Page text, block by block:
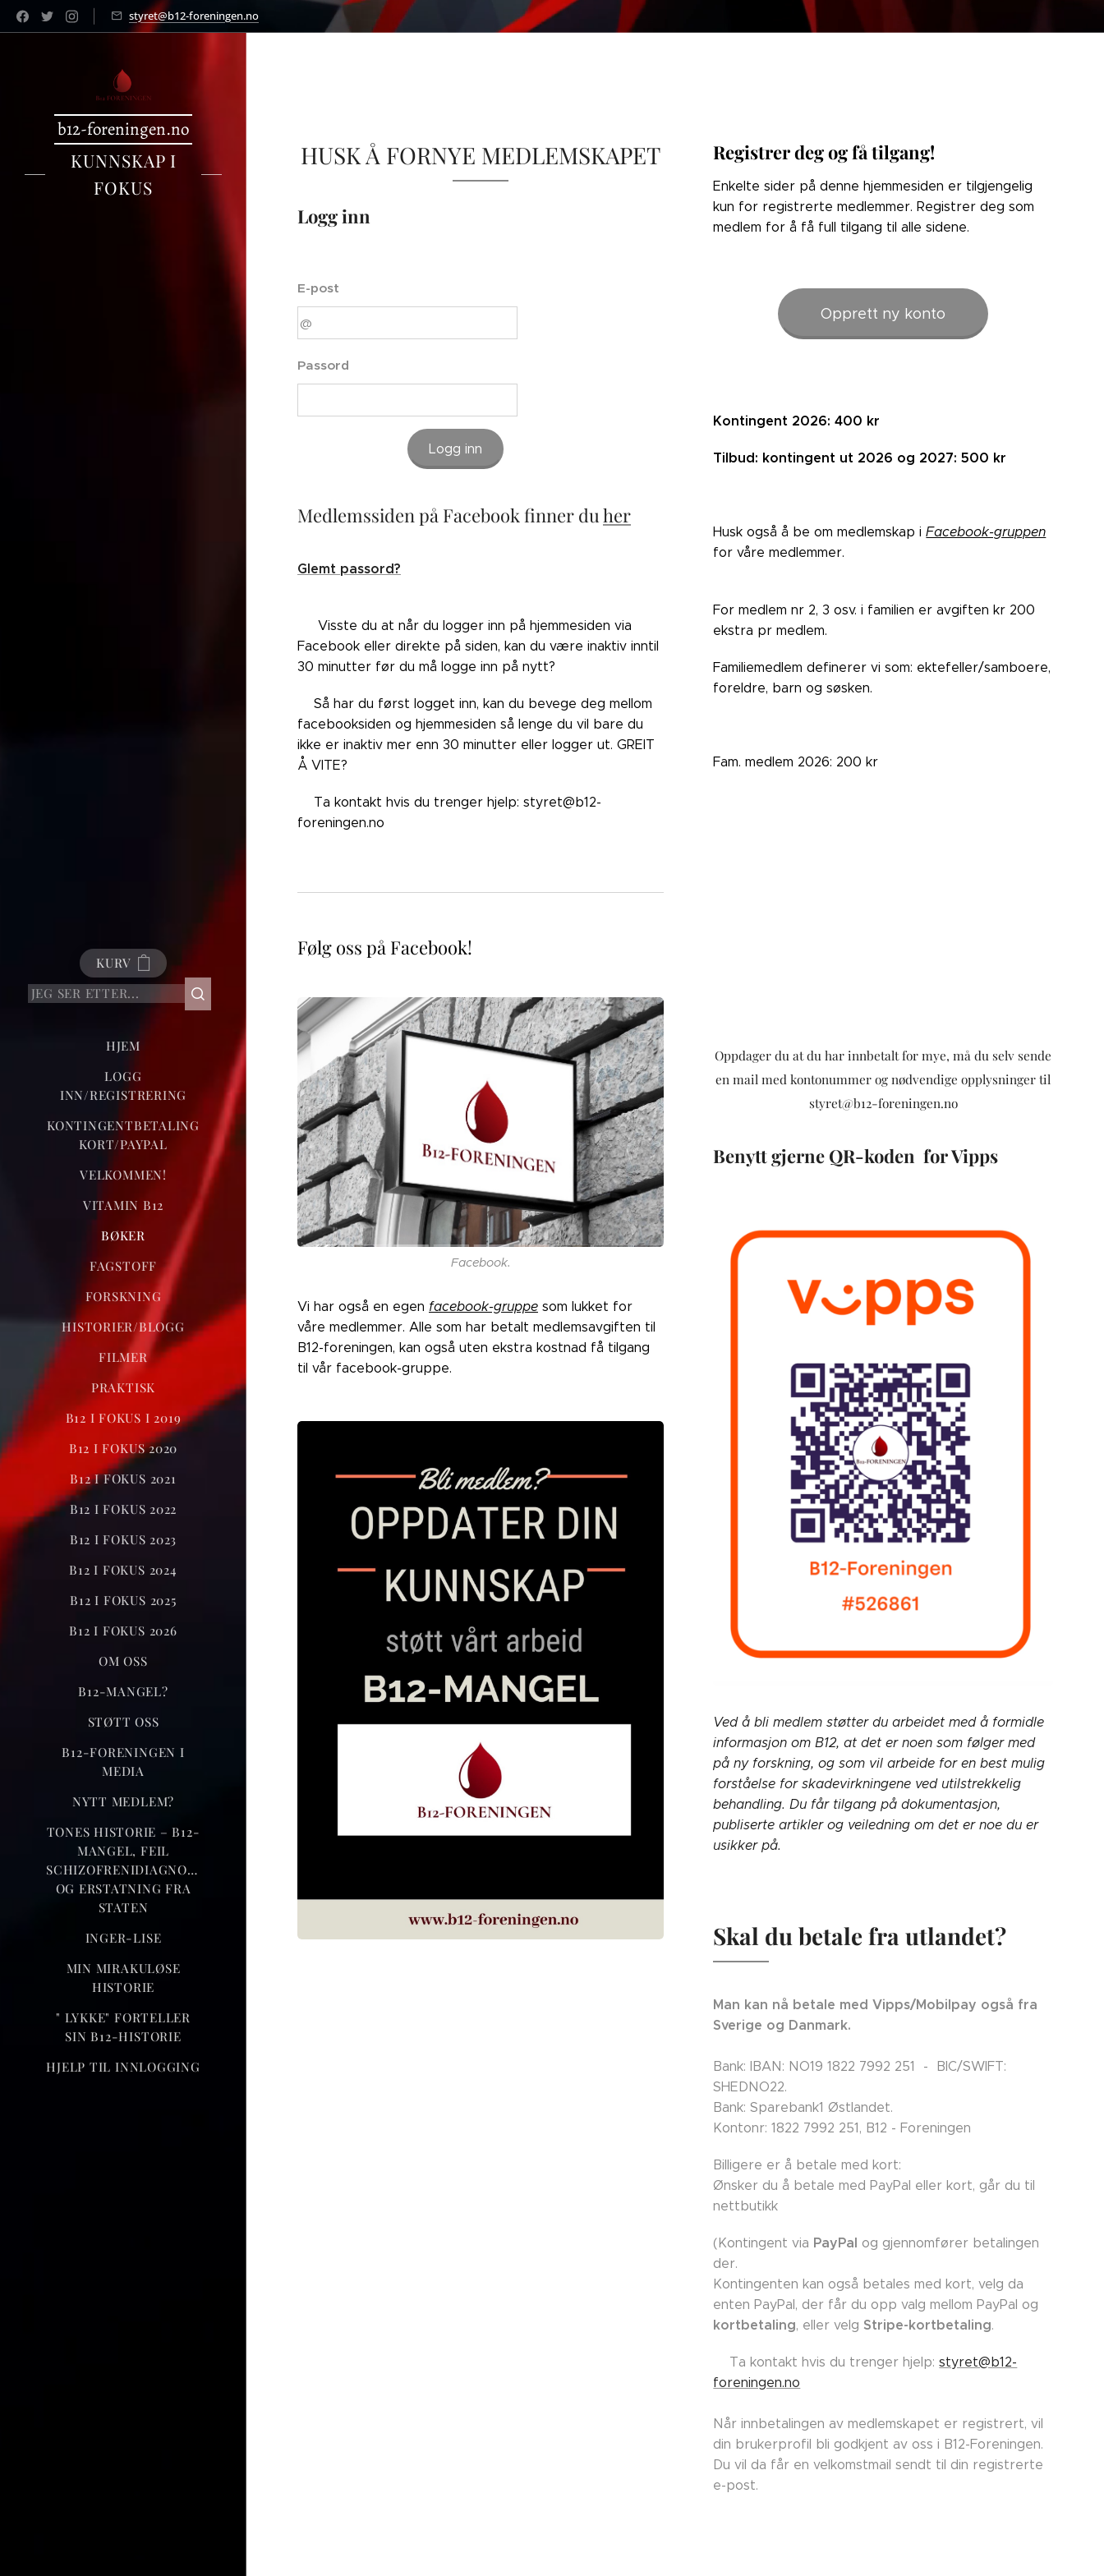
styret@b12-foreningen.no
b12-foreningen.no
KUNNSKAP I
FOKUS
KURV
HJEM
LOGG
INN/REGISTRERING
KONTINGENTBETALING
KORT/PAYPAL
VELKOMMEN!
VITAMIN B12
BØKER
FAGSTOFF
FORSKNING
HISTORIER/BLOGG
FILMER
PRAKTISK
B12 I FOKUS I 2019
B12 I FOKUS 2020
B12 I FOKUS 2021
B12 I FOKUS 2022
B12 I FOKUS 2023
B12 I FOKUS 2024
B12 I FOKUS 2025
B12 I FOKUS 2026
OM OSS
B12-MANGEL?
STØTT OSS
B12-FORENINGEN I
MEDIA
NYTT MEDLEM?
TONES HISTORIE – B12-
MANGEL, FEIL
SCHIZOFRENIDIAGNOSE
OG ERSTATNING FRA
STATEN
INGER-LISE
MIN MIRAKULØSE
HISTORIE
" LYKKE" FORTELLER
SIN B12-HISTORIE
HJELP TIL INNLOGGING
HUSK Å FORNYE MEDLEMSKAPET
Logg inn
E-post
Passord
Logg inn
Medlemssiden på Facebook finner duher
Glemt passord?
👉🏼Visste du at når du logger inn på hjemmesiden via
Facebook eller direkte på siden, kan du være inaktiv inntil
30 minutter før du må logge inn på nytt?
👉🏼Så har du først logget inn, kan du bevege deg mellom
facebooksiden og hjemmesiden så lenge du vil bare du
ikke er inaktiv mer enn 30 minutter eller logger ut. GREIT
Å VITE?
👉🏼Ta kontakt hvis du trenger hjelp: styret@b12-
foreningen.no
Følg oss på Facebook!
Facebook.
Vi har også en egen facebook-gruppe som lukket for
våre medlemmer. Alle som har betalt medlemsavgiften til
B12-foreningen, kan også uten ekstra kostnad få tilgang
til vår facebook-gruppe.
Registrer deg og få tilgang!
Enkelte sider på denne hjemmesiden er tilgjengelig
kun for registrerte medlemmer. Registrer deg som
medlem for å få full tilgang til alle sidene.
Opprett ny konto
Kontingent 2026: 400 kr
Tilbud: kontingent ut 2026 og 2027: 500 kr
Husk også å be om medlemskap iFacebook-gruppen
for våre medlemmer.
For medlem nr 2, 3 osv. i familien er avgiften kr 200
ekstra pr medlem.
Familiemedlem definerer vi som: ektefeller/samboere,
foreldre, barn og søsken.
Fam. medlem 2026: 200 kr
Oppdager du at du har innbetalt for mye, må du selv sende
en mail med kontonummer og nødvendige opplysninger til
styret@b12-foreningen.no
Benytt gjerne QR-koden for Vipps
Ved å bli medlem støtter du arbeidet med å formidle
informasjon om B12, at det er noen som følger med
på ny forskning, og som vil arbeide for en best mulig
forståelse for skadevirkningene ved utilstrekkelig
behandling. Du får tilgang på dokumentasjon,
publiserte artikler og veiledning om det er noe du er
usikker på.
Skal du betale fra utlandet?
Man kan nå betale med Vipps/Mobilpay også fra
Sverige og Danmark.
Bank: IBAN: NO19 1822 7992 251 - BIC/SWIFT:
SHEDNO22.
Bank: Sparebank1 Østlandet.
Kontonr: 1822 7992 251, B12 - Foreningen
Billigere er å betale med kort:
Ønsker du å betale med PayPal eller kort, går du til
nettbutikk
(Kontingent via PayPal og gjennomfører betalingen
der.
Kontingenten kan også betales med kort, velg da
enten PayPal, der får du opp valg mellom PayPal og
kortbetaling, eller velg Stripe-kortbetaling.
👉🏼Ta kontakt hvis du trenger hjelp:styret@b12-
foreningen.no
Når innbetalingen av medlemskapet er registrert, vil
din brukerprofil bli godkjent av oss i B12-Foreningen.
Du vil da får en velkomstmail sendt til din registrerte
e-post.